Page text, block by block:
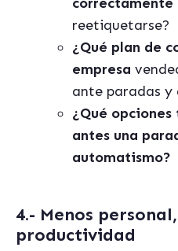
reetiquetarse?
¿Qué plan de
empresa
ante paradas y
¿Qué
antes una
automatismo?
4.- Menos
productividad